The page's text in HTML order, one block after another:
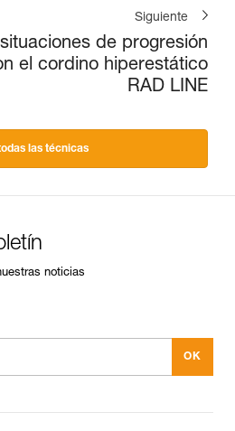
Siguiente
de progresión
el cordino hiperestático
RAD LINE
las técnicas
noticias